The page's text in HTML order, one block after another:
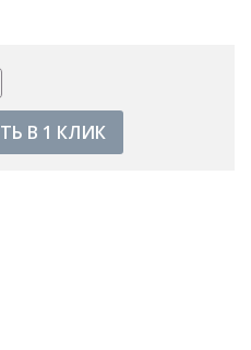
В 1 КЛИК